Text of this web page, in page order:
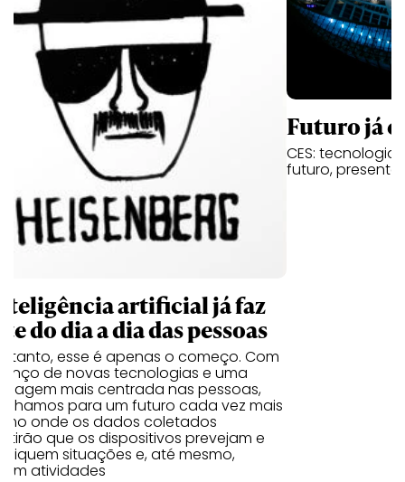
artificial já faz
do dia a dia das pessoas
esse é apenas o começo. Com
de novas tecnologias e uma
mais centrada nas pessoas,
para um futuro cada vez mais
onde os dados coletados
que os dispositivos prevejam e
situações e, até mesmo,
atividades
Futuro já
CES:
futuro, presente